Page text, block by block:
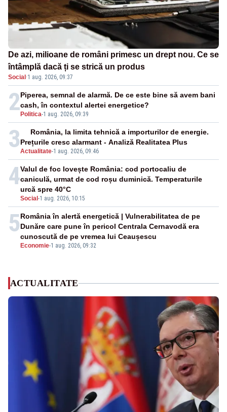
De azi, milioane de români primesc un drept nou. Ce se
întâmplă dacă ți se strică un produs
Social ·1 aug. 2026, 09:37
2 Politica-1 aug. 2026, 09:39
Piperea, semnal de alarmă. De ce este bine să avem bani
cash, în contextul alertei energetice?
3Actualitate-1 aug. 2026, 09:46
România, la limita tehnică a importurilor de energie.
Prețurile cresc alarmant - Analiză Realitatea Plus
4
Social -1 aug. 2026, 10:15
Valul de foc lovește România: cod portocaliu de
caniculă, urmat de cod roșu duminică. Temperaturile
urcă spre 40°C
5
Economie-1 aug. 2026, 09:32
România în alertă energetică | Vulnerabilitatea de pe
Dunăre care pune în pericol Centrala Cernavodă era
cunoscută de pe vremea lui Ceaușescu
ACTUALITATE